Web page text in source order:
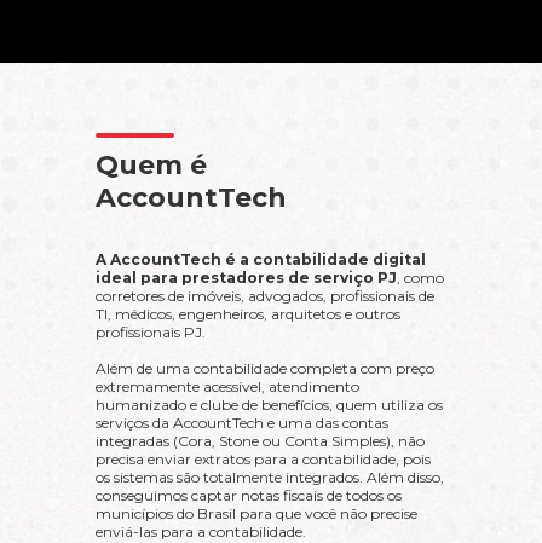
Quem é
AccountTech
A AccountTech é a contabilidade digital
ideal para prestadores de serviço PJ, como
corretores de imóveis, advogados, profissionais de
TI, médicos, engenheiros, arquitetos e outros
profissionais PJ.
Além de uma contabilidade completa com preço
extremamente acessível, atendimento
humanizado e clube de benefícios, quem utiliza os
serviços da AccountTech e uma das contas
integradas (Cora, Stone ou Conta Simples), não
precisa enviar extratos para a contabilidade, pois
os sistemas são totalmente integrados. Além disso,
conseguimos captar notas fiscais de todos os
municípios do Brasil para que você não precise
enviá-las para a contabilidade.